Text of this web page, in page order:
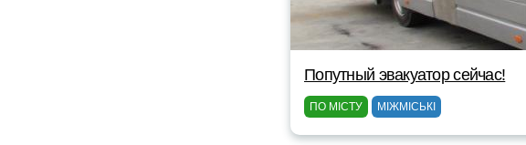
Попутный эвакуатор сейчас!
ПО МІСТУ МІЖМІСЬКІ